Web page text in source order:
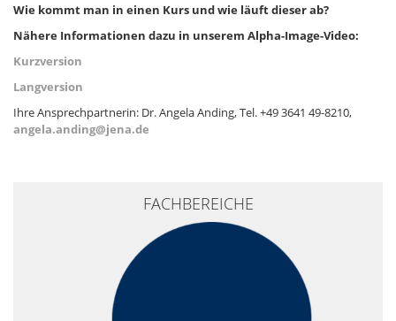
Wie kommt man in einen Kurs und wie läuft dieser ab?
Nähere Informationen dazu in unserem Alpha-Image-Video:
Kurzversion
Langversion
Ihre Ansprechpartnerin: Dr. Angela Anding, Tel. +49 3641 49-8210,
angela.anding@jena.de
FACHBEREICHE